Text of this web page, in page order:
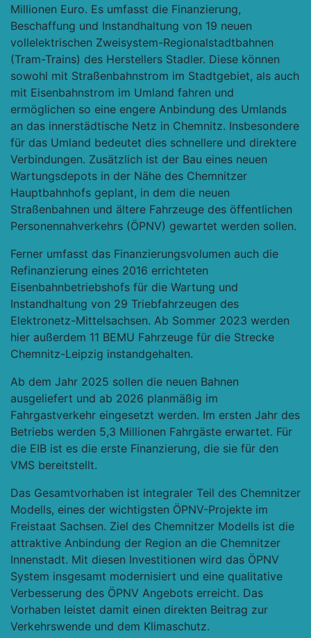
Millionen Euro. Es umfasst die Finanzierung,
Beschaffung und Instandhaltung von 19 neuen
vollelektrischen Zweisystem-Regionalstadtbahnen
(Tram-Trains) des Herstellers Stadler. Diese können
sowohl mit Straßenbahnstrom im Stadtgebiet, als auch
mit Eisenbahnstrom im Umland fahren und
ermöglichen so eine engere Anbindung des Umlands
an das innerstädtische Netz in Chemnitz. Insbesondere
für das Umland bedeutet dies schnellere und direktere
Verbindungen. Zusätzlich ist der Bau eines neuen
Wartungsdepots in der Nähe des Chemnitzer
Hauptbahnhofs geplant, in dem die neuen
Straßenbahnen und ältere Fahrzeuge des öffentlichen
Personennahverkehrs (ÖPNV) gewartet werden sollen.
Ferner umfasst das Finanzierungsvolumen auch die
Refinanzierung eines 2016 errichteten
Eisenbahnbetriebshofs für die Wartung und
Instandhaltung von 29 Triebfahrzeugen des
Elektronetz-Mittelsachsen. Ab Sommer 2023 werden
hier außerdem 11 BEMU Fahrzeuge für die Strecke
Chemnitz-Leipzig instandgehalten.
Ab dem Jahr 2025 sollen die neuen Bahnen
ausgeliefert und ab 2026 planmäßig im
Fahrgastverkehr eingesetzt werden. Im ersten Jahr des
Betriebs werden 5,3 Millionen Fahrgäste erwartet. Für
die EIB ist es die erste Finanzierung, die sie für den
VMS bereitstellt.
Das Gesamtvorhaben ist integraler Teil des Chemnitzer
Modells, eines der wichtigsten ÖPNV-Projekte im
Freistaat Sachsen. Ziel des Chemnitzer Modells ist die
attraktive Anbindung der Region an die Chemnitzer
Innenstadt. Mit diesen Investitionen wird das ÖPNV
System insgesamt modernisiert und eine qualitative
Verbesserung des ÖPNV Angebots erreicht. Das
Vorhaben leistet damit einen direkten Beitrag zur
Verkehrswende und dem Klimaschutz.